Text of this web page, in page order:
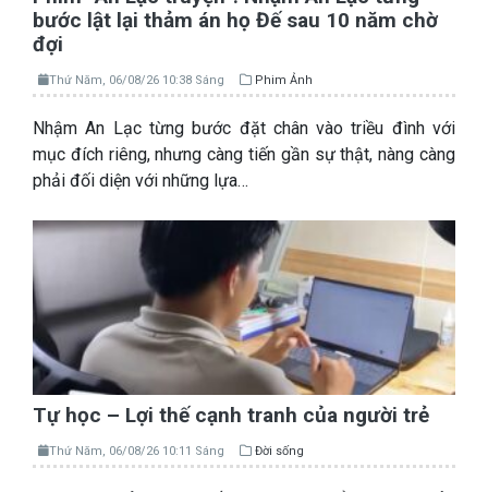
bước lật lại thảm án họ Đế sau 10 năm chờ
đợi
Thứ Năm, 06/08/26 10:38 Sáng Phim Ảnh
Nhậm An Lạc từng bước đặt chân vào triều đình với
mục đích riêng, nhưng càng tiến gần sự thật, nàng càng
phải đối diện với những lựa…
Tự học – Lợi thế cạnh tranh của người trẻ
Thứ Năm, 06/08/26 10:11 Sáng Đời sống